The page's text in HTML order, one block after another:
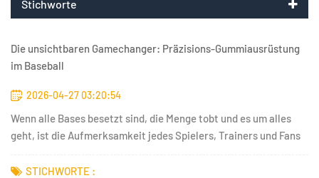
Stichworte
Die unsichtbaren Gamechanger: Präzisions-Gummiausrüstung
im Baseball
2026-04-27 03:20:54
Wenn alle Bases besetzt sind, die Menge tobt und es um alles
geht, ist die Aufmerksamkeit jedes Spielers, Trainers und Fans
und der Sprint entlang der Baseline sind die aufregende
STICHWORTE :